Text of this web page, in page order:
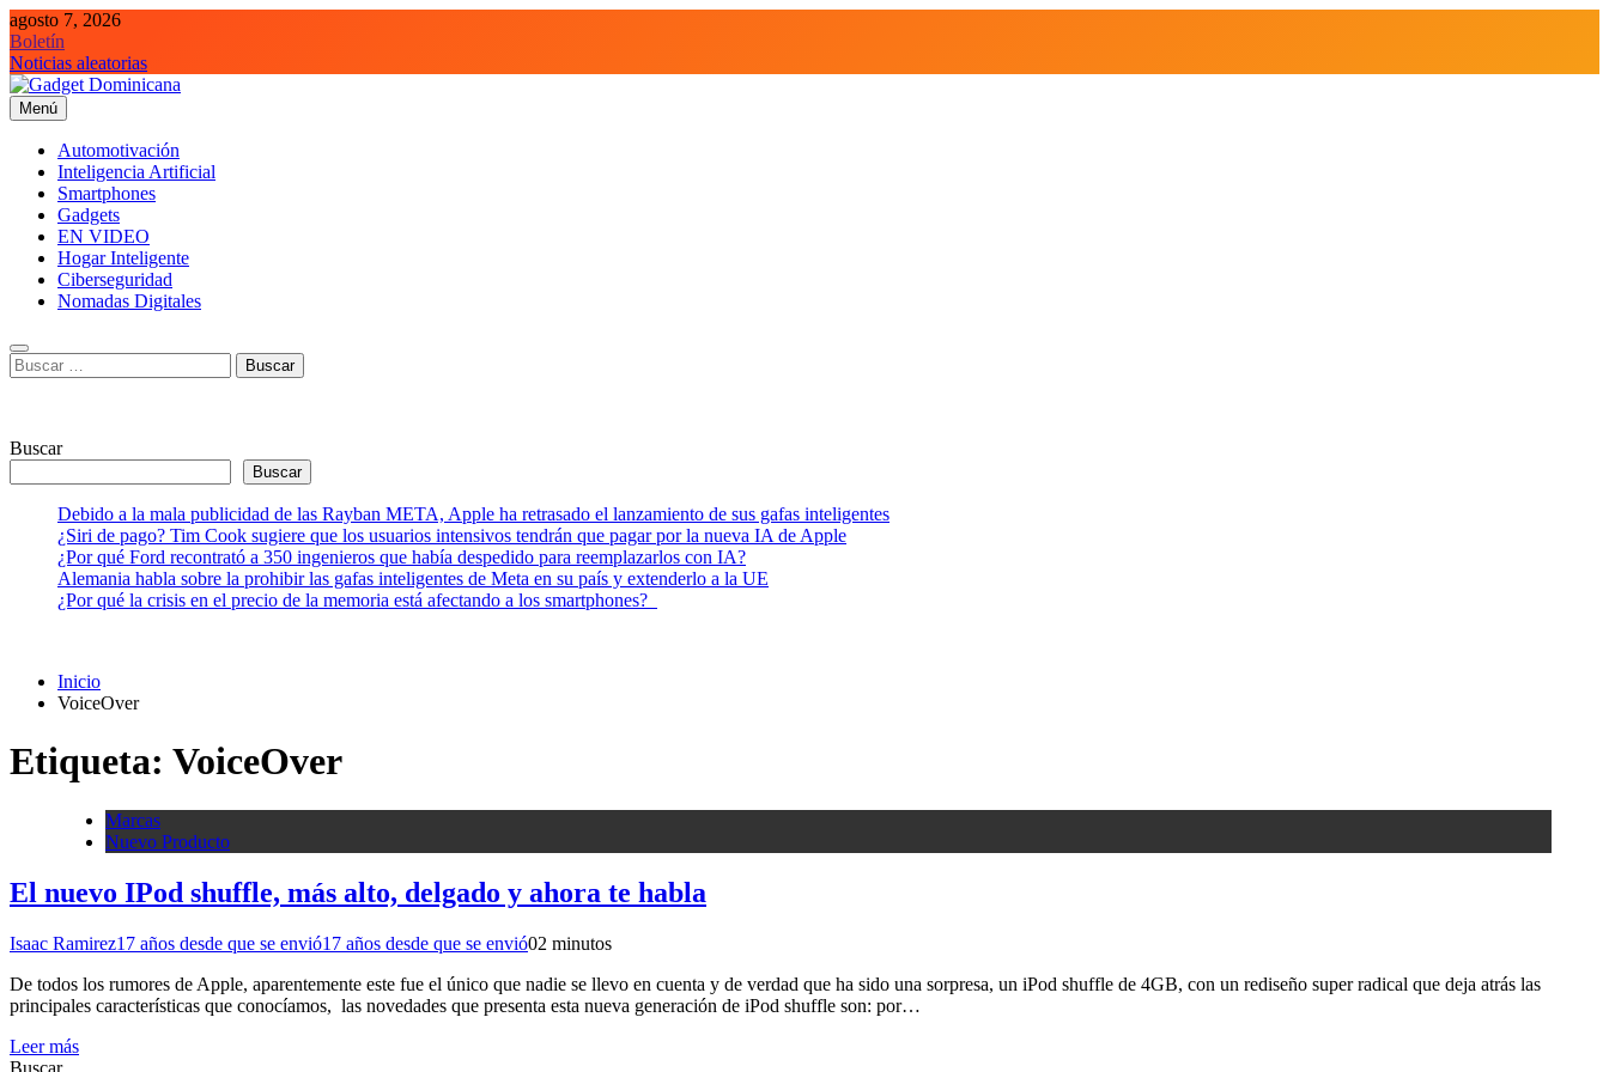
Saltar
al
contenido
agosto 7, 2026
Boletín
Noticias aleatorias
Gadget Dominicana
Gadgets, Autos y Tecnología de consumo
Menú
Automotivación
Inteligencia Artificial
Smartphones
Gadgets
EN VIDEO
Hogar Inteligente
Ciberseguridad
Nomadas Digitales
Buscar:
Buscar
Buscar
Debido a la mala publicidad de las Rayban META, Apple ha retrasado el lanzamiento de sus gafas inteligentes
¿Siri de pago? Tim Cook sugiere que los usuarios intensivos tendrán que pagar por la nueva IA de Apple
¿Por qué Ford recontrató a 350 ingenieros que había despedido para reemplazarlos con IA?
Alemania habla sobre la prohibir las gafas inteligentes de Meta en su país y extenderlo a la UE
¿Por qué la crisis en el precio de la memoria está afectando a los smartphones?
Inicio
VoiceOver
Etiqueta: VoiceOver
Marcas
Nuevo Producto
El nuevo IPod shuffle, más alto, delgado y ahora te habla
Isaac Ramirez17 años desde que se envió17 años desde que se envió02 minutos
De todos los rumores de Apple, aparentemente este fue el único que nadie se llevo en cuenta y de verdad que ha sido una sorpresa, un iPod shuffle de 4GB, con un rediseño super radical que deja atrás las
principales características que conocíamos, las novedades que presenta esta nueva generación de iPod shuffle son: por…
Leer más
Buscar